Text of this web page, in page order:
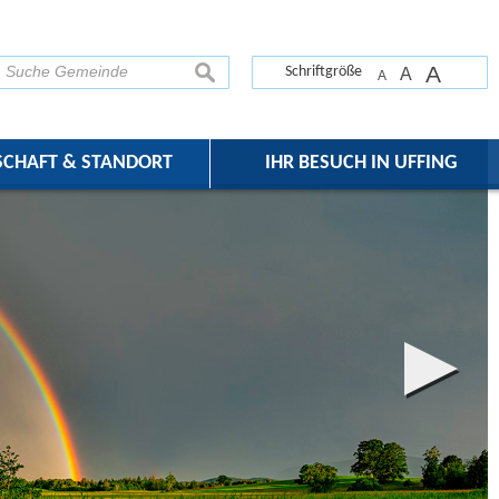
Schriftgröße A A A
suchen
& STANDORT IHR BESUCH IN UFFING